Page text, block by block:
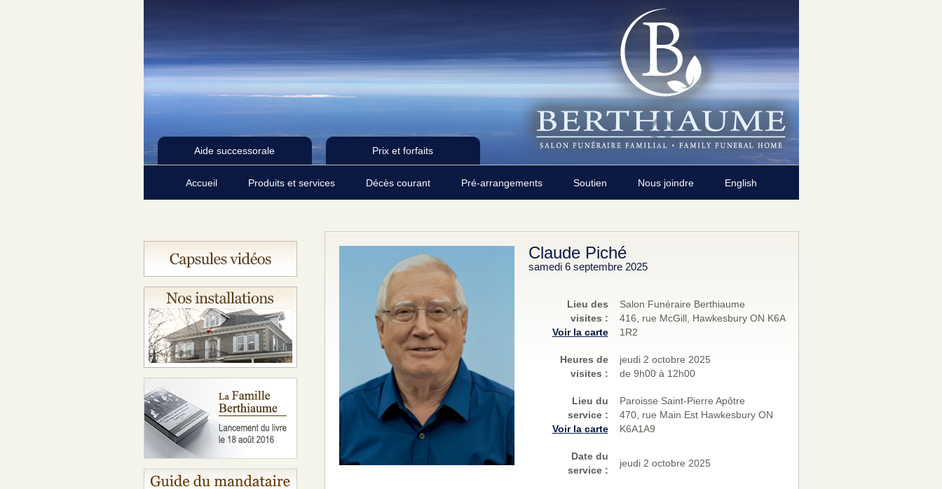
Aide successorale Prix et forfaits
Accueil Produits et services Décès courant Pré-arrangements Soutien Nous joindre English
Claude Piché
samedi 6 septembre 2025
Lieu des
visites :
Voir la carte
Salon Funéraire Berthiaume
416, rue McGill, Hawkesbury ON K6A
1R2
Heures de
visites :
jeudi 2 octobre 2025
de 9h00 à 12h00
Lieu du
service :
Voir la carte
Paroisse Saint-Pierre Apôtre
470, rue Main Est Hawkesbury ON
K6A1A9
Date du
service :
jeudi 2 octobre 2025